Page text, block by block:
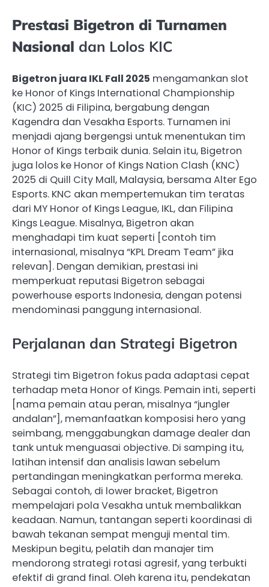
Prestasi Bigetron di Turnamen
Nasional dan Lolos KIC
Bigetron juara IKL Fall 2025 mengamankan slot
ke Honor of Kings International Championship
(KIC) 2025 di Filipina, bergabung dengan
Kagendra dan Vesakha Esports. Turnamen ini
menjadi ajang bergengsi untuk menentukan tim
Honor of Kings terbaik dunia. Selain itu, Bigetron
juga lolos ke Honor of Kings Nation Clash (KNC)
2025 di Quill City Mall, Malaysia, bersama Alter Ego
Esports. KNC akan mempertemukan tim teratas
dari MY Honor of Kings League, IKL, dan Filipina
Kings League. Misalnya, Bigetron akan
menghadapi tim kuat seperti [contoh tim
internasional, misalnya “KPL Dream Team” jika
relevan]. Dengan demikian, prestasi ini
memperkuat reputasi Bigetron sebagai
powerhouse esports Indonesia, dengan potensi
mendominasi panggung internasional.
Perjalanan dan Strategi Bigetron
Strategi tim Bigetron fokus pada adaptasi cepat
terhadap meta Honor of Kings. Pemain inti, seperti
[nama pemain atau peran, misalnya “jungler
andalan”], memanfaatkan komposisi hero yang
seimbang, menggabungkan damage dealer dan
tank untuk menguasai objective. Di samping itu,
latihan intensif dan analisis lawan sebelum
pertandingan meningkatkan performa mereka.
Sebagai contoh, di lower bracket, Bigetron
mempelajari pola Vesakha untuk membalikkan
keadaan. Namun, tantangan seperti koordinasi di
bawah tekanan sempat menguji mental tim.
Meskipun begitu, pelatih dan manajer tim
mendorong strategi rotasi agresif, yang terbukti
efektif di grand final. Oleh karena itu, pendekatan